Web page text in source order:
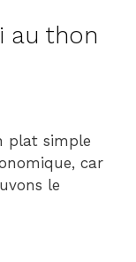
au thon
plat simple
car
le